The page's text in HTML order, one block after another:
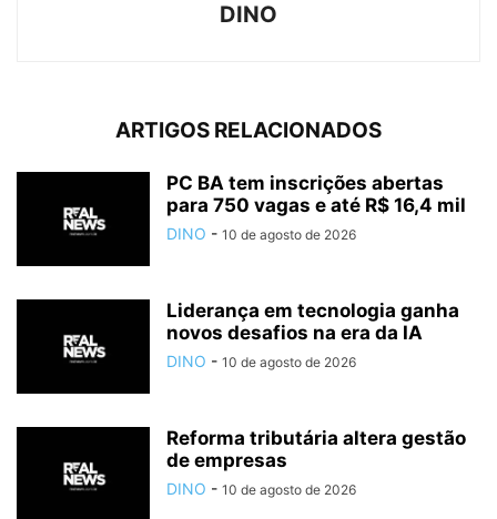
DINO
ARTIGOS RELACIONADOS
PC BA tem inscrições abertas
para 750 vagas e até R$ 16,4 mil
DINO - 10 de agosto de 2026
Liderança em tecnologia ganha
novos desafios na era da IA
DINO - 10 de agosto de 2026
Reforma tributária altera gestão
de empresas
DINO - 10 de agosto de 2026